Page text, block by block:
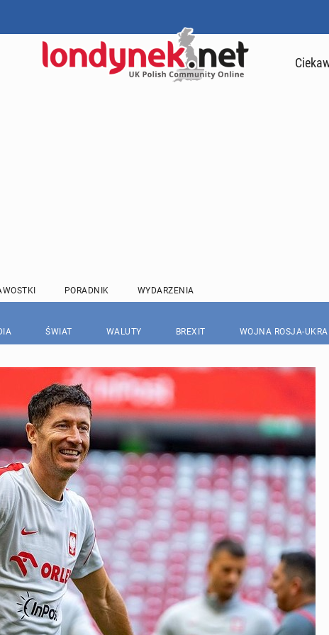
PORADNIK WYDARZENIA
ŚWIAT WALUTY BREXIT WOJNA ROSJA-